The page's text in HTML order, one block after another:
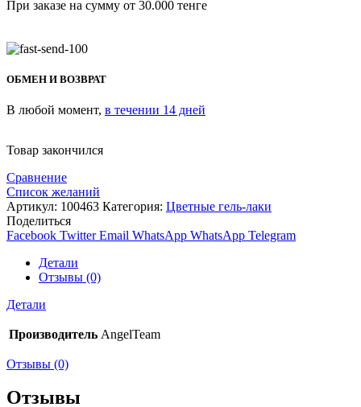
При заказе на сумму от 30.000 тенге
ОБМЕН И ВОЗВРАТ
В любой момент, в течении 14 дней
Товар закончился
Сравнение
Список желаний
Артикул: 100463 Категория: Цветные гель-лаки
Поделиться
Facebook Twitter Email WhatsApp WhatsApp Telegram
Детали
Отзывы (0)
Детали
Производитель AngelTeam
Отзывы (0)
Отзывы